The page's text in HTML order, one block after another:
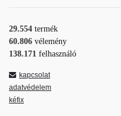
29.554 termék
60.806 vélemény
138.171 felhasználó
kapcsolat
adatvédelem
kéfix